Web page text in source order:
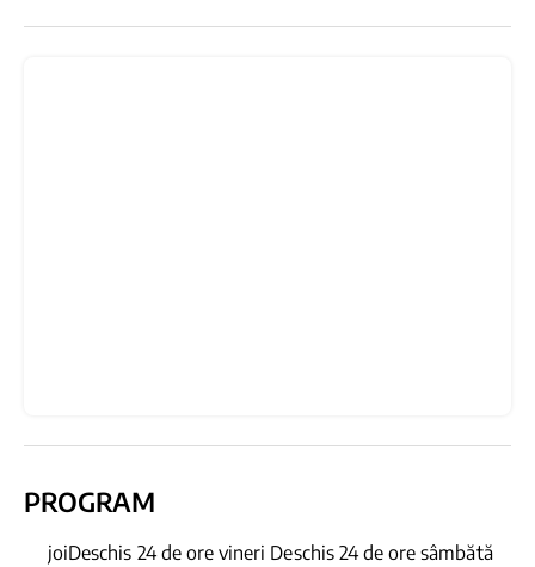
PROGRAM
joiDeschis 24 de ore vineri Deschis 24 de ore sâmbătă